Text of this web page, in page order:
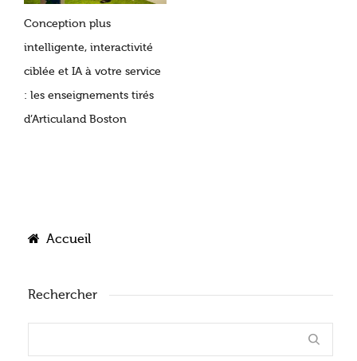
Conception plus
intelligente, interactivité
ciblée et IA à votre service
: les enseignements tirés
d’Articuland Boston
Accueil
Rechercher